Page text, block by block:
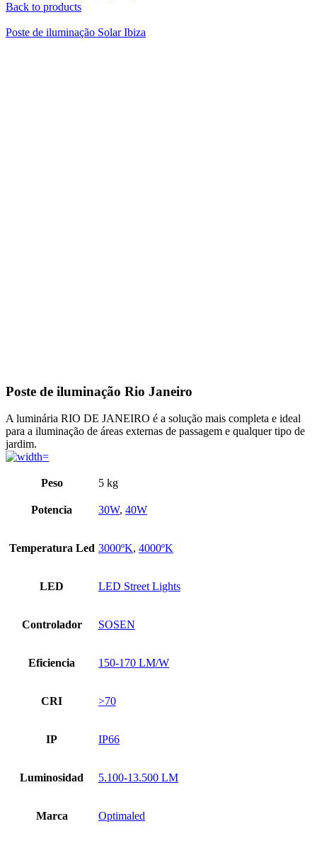
Back to products
Poste de iluminação Solar Ibiza
Poste de iluminação Rio Janeiro
A luminária RIO DE JANEIRO é a solução mais completa e ideal
para a iluminação de áreas externas de passagem e qualquer tipo de
jardim.
Peso 5 kg
Potencia 30W, 40W
Temperatura Led 3000ºK, 4000ºK
LED LED Street Lights
Controlador SOSEN
Eficiencia 150-170 LM/W
CRI >70
IP IP66
Luminosidad 5.100-13.500 LM
Marca Optimaled